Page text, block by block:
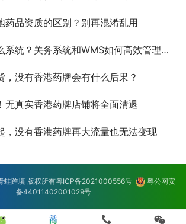
药品资质的区别？别再混淆乱用
统？关务系统和WMS如何高效管理保税仓？
，没有香港药牌会有什么后果？
无真实香港药牌店铺将全面清退
，没有香港药牌再大流量也无法变现
跨境 版权所有粤ICP备2021000556号
粤公网安
备44011402001029号